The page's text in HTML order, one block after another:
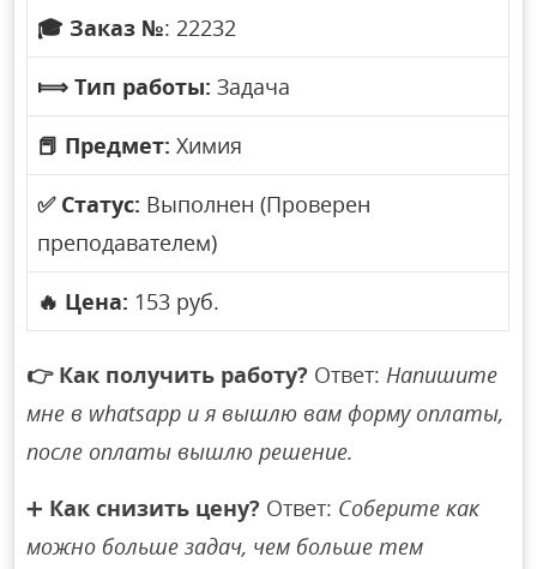
🎓 Заказ №: 22232
⟾ Тип работы: Задача
📕 Предмет: Химия
✅ Статус: Выполнен (Проверен
преподавателем)
🔥 Цена: 153 руб.
👉 Как получить работу? Ответ:Напишите
мне в whatsapp и я вышлю вам форму оплаты,
после оплаты вышлю решение.
➕ Как снизить цену? Ответ: Соберите как
можно больше задач, чем больше тем